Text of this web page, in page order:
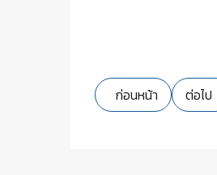
เนื้อหาก่อนหน้า: ข
ก่อนหน้า เนื้อห
ต่อไป